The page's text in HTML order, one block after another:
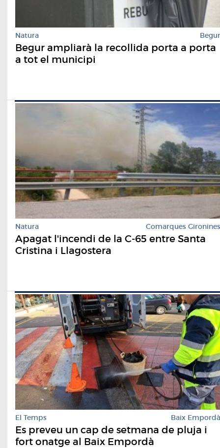
Natura Begur
Begur ampliarà la recollida porta a porta
a tot el municipi
Natura Comarques Gironines
Apagat l'incendi de la C-65 entre Santa
Cristina i Llagostera
El Temps Baix Empordà
Es preveu un cap de setmana de pluja i
fort onatge al Baix Empordà